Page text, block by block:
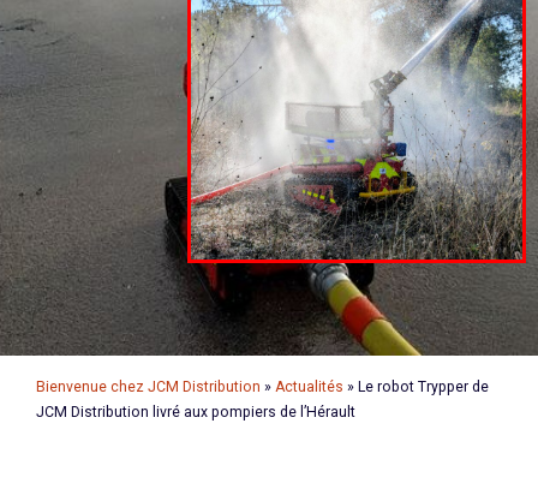
Bienvenue chez JCM Distribution » Actualités » Le robot Trypper de
JCM Distribution livré aux pompiers de l’Hérault